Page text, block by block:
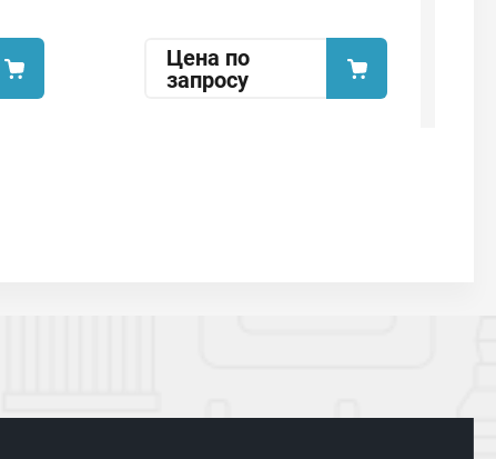
Цена по
запросу